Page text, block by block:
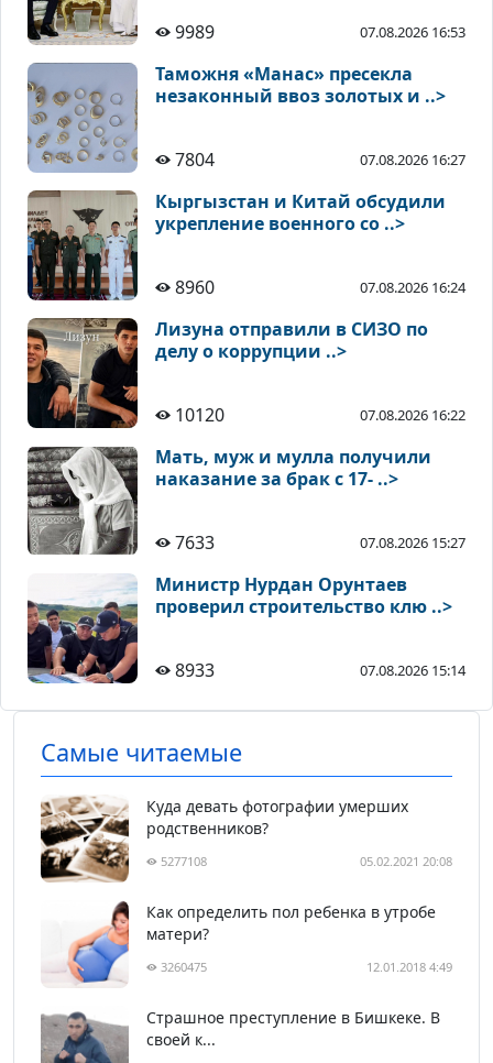
9989 07.08.2026 16:53
Таможня «Манас» пресекла
незаконный ввоз золотых и ..>
7804 07.08.2026 16:27
Кыргызстан и Китай обсудили
укрепление военного со ..>
8960 07.08.2026 16:24
Лизуна отправили в СИЗО по
делу о коррупции ..>
10120 07.08.2026 16:22
Мать, муж и мулла получили
наказание за брак с 17- ..>
7633 07.08.2026 15:27
Министр Нурдан Орунтаев
проверил строительство клю ..>
8933 07.08.2026 15:14
Самые читаемые
Куда девать фотографии умерших
родственников?
5277108 05.02.2021 20:08
Как определить пол ребенка в утробе
матери?
3260475 12.01.2018 4:49
Страшное преступление в Бишкеке. В
своей к...